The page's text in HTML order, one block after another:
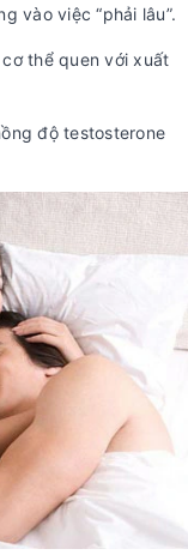
vào việc “phải lâu”.
thể quen với xuất
độ testosterone